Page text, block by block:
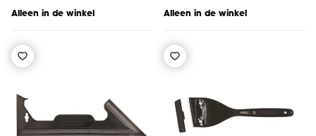
Alleen in de winkel Alleen in de winkel